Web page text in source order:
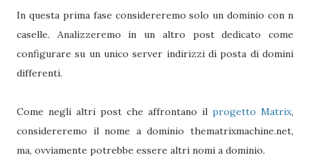
In questa prima fase considereremo solo un dominio con n
caselle. Analizzeremo in un altro post dedicato come
configurare su un unico server indirizzi di posta di domini
differenti.
Come negli altri post che affrontano il progetto Matrix,
considereremo il nome a dominio thematrixmachine.net,
ma, ovviamente potrebbe essere altri nomi a dominio.